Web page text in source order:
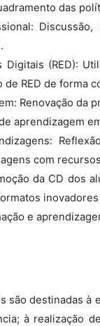
das
Digitais (RED):
de RED de forma
Renovação da
aprendizagem
com
da CD dos
e
são destinadas à
à realização